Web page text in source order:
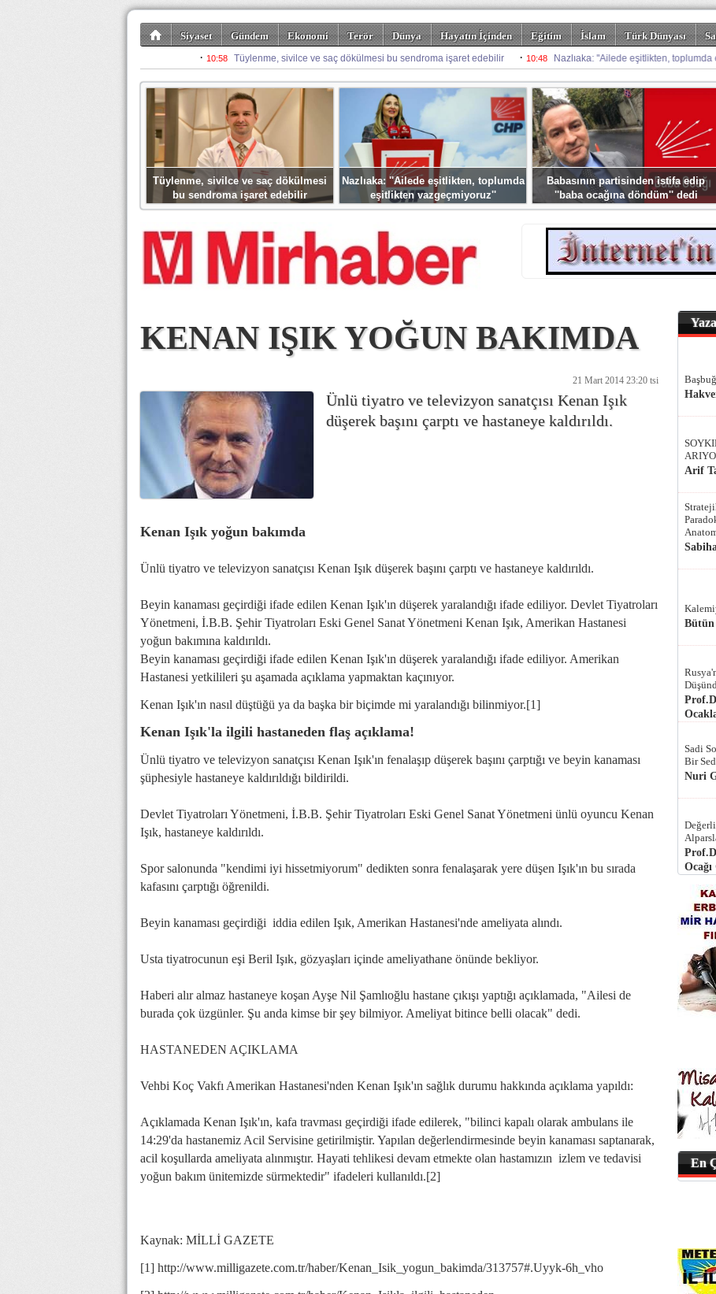
Siyaset Gündem Ekonomi Terör Dünya Hayatın İçinden Eğitim İslam Türk Dünyası
Kültür-Sanat
Bilim-Teknoloji Gezi-Turizm Spor Misafir Kalem Foto Galeriler
Tüylenme, sivilce ve saç dökülmesi
bu sendroma işaret edebilir
Nazlıaka: ''Ailede eşitlikten, toplumda
eşitlikten vazgeçmiyoruz''
Babasının partisinden istifa edip
''baba ocağına döndüm'' dedi
KENAN IŞIK YOĞUN BAKIMDA
21 Mart 2014 23:20 tsi
Ünlü tiyatro ve televizyon sanatçısı Kenan Işık
düşerek başını çarptı ve hastaneye kaldırıldı.
Kenan Işık yoğun bakımda
Ünlü tiyatro ve televizyon sanatçısı Kenan Işık düşerek başını çarptı ve hastaneye kaldırıldı.
Beyin kanaması geçirdiği ifade edilen Kenan Işık'ın düşerek yaralandığı ifade ediliyor. Devlet Tiyatroları
Yönetmeni, İ.B.B. Şehir Tiyatroları Eski Genel Sanat Yönetmeni Kenan Işık, Amerikan Hastanesi
yoğun bakımına kaldırıldı.
Beyin kanaması geçirdiği ifade edilen Kenan Işık'ın düşerek yaralandığı ifade ediliyor. Amerikan
Hastanesi yetkilileri şu aşamada açıklama yapmaktan kaçınıyor.
Kenan Işık'ın nasıl düştüğü ya da başka bir biçimde mi yaralandığı bilinmiyor.[1]
Kenan Işık'la ilgili hastaneden flaş açıklama!
Ünlü tiyatro ve televizyon sanatçısı Kenan Işık'ın fenalaşıp düşerek başını çarptığı ve beyin kanaması
şüphesiyle hastaneye kaldırıldığı bildirildi.
Devlet Tiyatroları Yönetmeni, İ.B.B. Şehir Tiyatroları Eski Genel Sanat Yönetmeni ünlü oyuncu Kenan
Işık, hastaneye kaldırıldı.
Spor salonunda "kendimi iyi hissetmiyorum" dedikten sonra fenalaşarak yere düşen Işık'ın bu sırada
kafasını çarptığı öğrenildi.
Beyin kanaması geçirdiği iddia edilen Işık, Amerikan Hastanesi'nde ameliyata alındı.
Usta tiyatrocunun eşi Beril Işık, gözyaşları içinde ameliyathane önünde bekliyor.
Haberi alır almaz hastaneye koşan Ayşe Nil Şamlıoğlu hastane çıkışı yaptığı açıklamada, "Ailesi de
burada çok üzgünler. Şu anda kimse bir şey bilmiyor. Ameliyat bitince belli olacak" dedi.
HASTANEDEN AÇIKLAMA
Vehbi Koç Vakfı Amerikan Hastanesi'nden Kenan Işık'ın sağlık durumu hakkında açıklama yapıldı:
Açıklamada Kenan Işık'ın, kafa travması geçirdiği ifade edilerek, "bilinci kapalı olarak ambulans ile
14:29'da hastanemiz Acil Servisine getirilmiştir. Yapılan değerlendirmesinde beyin kanaması saptanarak,
acil koşullarda ameliyata alınmıştır. Hayati tehlikesi devam etmekte olan hastamızın izlem ve tedavisi
yoğun bakım ünitemizde sürmektedir" ifadeleri kullanıldı.[2]
Kaynak: MİLLİ GAZETE
[1] http://www.milligazete.com.tr/haber/Kenan_Isik_yogun_bakimda/313757#.Uyyk-6h_vho
Arif
Bütün
Sadi
Bir
Nuri
Ocağı
En